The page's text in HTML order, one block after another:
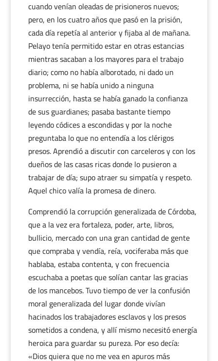
cuando venían oleadas de prisioneros nuevos;
pero, en los cuatro años que pasó en la prisión,
cada día repetía al anterior y fijaba al de mañana.
Pelayo tenía permitido estar en otras estancias
mientras sacaban a los mayores para el trabajo
diario; como no había alborotado, ni dado un
problema, ni se había unido a ninguna
insurrección, hasta se había ganado la confianza
de sus guardianes; pasaba bastante tiempo
leyendo códices a escondidas y por la noche
preguntaba lo que no entendía a los clérigos
presos. Aprendió a discutir con carceleros y con los
dueños de las casas ricas donde lo pusieron a
trabajar de día; supo atraer su simpatía y respeto.
Aquel chico valía la promesa de dinero.
Comprendió la corrupción generalizada de Córdoba,
que a la vez era fortaleza, poder, arte, libros,
bullicio, mercado con una gran cantidad de gente
que compraba y vendía, reía, vociferaba más que
hablaba, estaba contenta, y con frecuencia
escuchaba a poetas que solían cantar las gracias
de los mancebos. Tuvo tiempo de ver la confusión
moral generalizada del lugar donde vivían
hacinados los trabajadores esclavos y los presos
sometidos a condena, y allí mismo necesitó energía
heroica para guardar su pureza. Por eso decía:
«Dios quiera que no me vea en apuros más